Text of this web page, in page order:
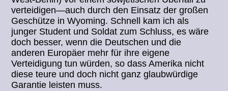
verteidigen—auch durch den Einsatz der großen
Geschütze in Wyoming. Schnell kam ich als
junger Student und Soldat zum Schluss, es wäre
doch besser, wenn die Deutschen und die
anderen Europäer mehr für ihre eigene
Verteidigung tun würden, so dass Amerika nicht
diese teure und doch nicht ganz glaubwürdige
Garantie leisten muss.